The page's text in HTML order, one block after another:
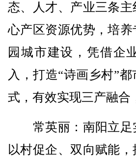
态、人才、产业三条
心产区资源优势，培
园城市建设，凭借企
入，打造“诗画乡村”
式，有效实现三产融合
常英丽：南阳立足
以村促企、双向赋能